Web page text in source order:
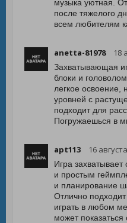
музыка уютная.
после тяжелого
всем любителям
anetta-81978 18
Захватывающая
блоки и
легкое освоение,
уровней с
подходит для
Погружаешься в
apt113 16
Игра
и простым
и планирование
Отлично
играть в любом
может